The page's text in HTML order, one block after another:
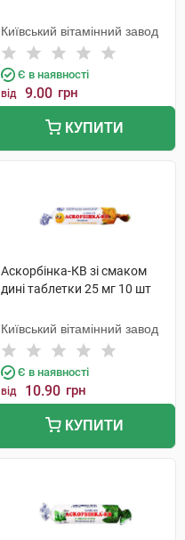
Київський вітамінний завод
Є в наявності
від 9.00 грн
КУПИТИ
Аскорбінка-КВ зі смаком
дині таблетки 25 мг 10 шт
Київський вітамінний завод
Є в наявності
від 10.90 грн
КУПИТИ